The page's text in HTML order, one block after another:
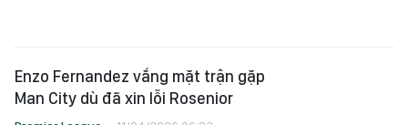
Enzo Fernandez vắng mặt trận gặp
Man City dù đã xin lỗi Rosenior